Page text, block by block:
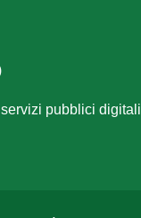
pubblici digitali